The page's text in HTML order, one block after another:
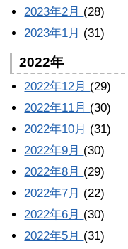
2023年2月 (28)
2023年1月 (31)
2022年
2022年12月 (29)
2022年11月 (30)
2022年10月 (31)
2022年9月 (30)
2022年8月 (29)
2022年7月 (22)
2022年6月 (30)
2022年5月 (31)